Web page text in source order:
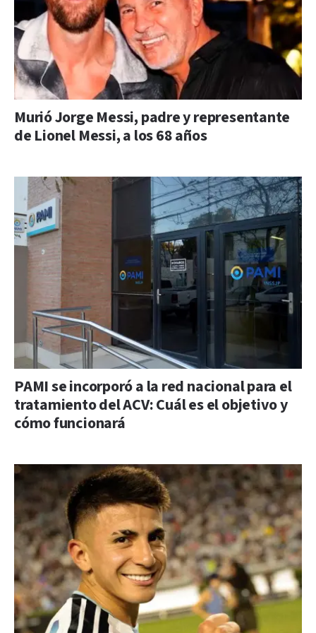
Murió Jorge Messi, padre y representante
de Lionel Messi, a los 68 años
PAMI se incorporó a la red nacional para el
tratamiento del ACV: Cuál es el objetivo y
cómo funcionará